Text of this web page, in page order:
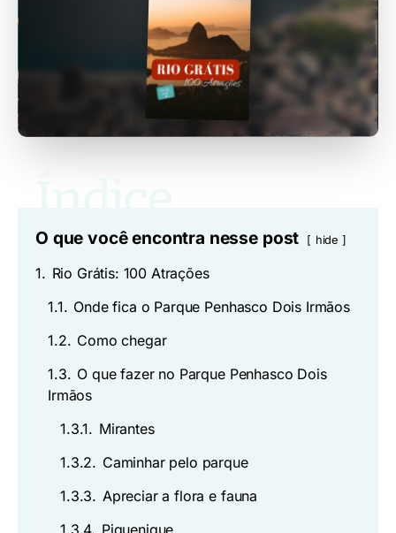
O que você encontra nesse post hide
1. Rio Grátis: 100 Atrações
1.1. Onde fica o Parque Penhasco Dois Irmãos
1.2. Como chegar
1.3. O que fazer no Parque Penhasco Dois
Irmãos
1.3.1. Mirantes
1.3.2. Caminhar pelo parque
1.3.3. Apreciar a flora e fauna